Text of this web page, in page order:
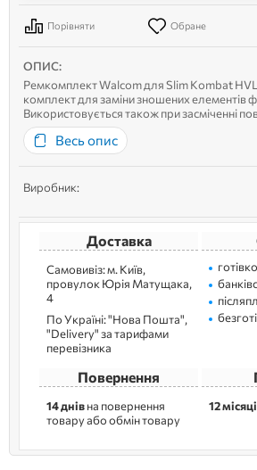
Порівняти Обране
ОПИС:
Ремкомплект Walcom для Slim Kombat
комплект для заміни зношених елементів
Використовується також при засміченні
або голові фарбопульта. Містить голку-
ковпачок. Голка, насадка та повітряний
Весь опис
Виробник:
Доставка
Самовивіз: м. Kиїв,
провулок Юрія Матущака,
4
По Україні: "Нова Пошта",
"Delivery" за тарифами
перевізника
Повернення
14 днівна повернення
товару або обмін товару
12